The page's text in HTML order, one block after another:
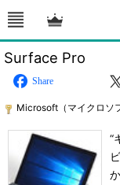
Surface Pro
Share
Microsoft（マイクロソ
“